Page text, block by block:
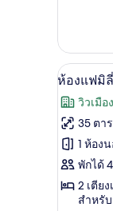
ห้อง
นอน,
ระเบียง,
วิว
สวน
เกี่ยว
กับ
ห้อง
สิ
กดับเบิล
หรือ
ทวิ
น,
ห้อง
นอน,
เปิด
ภาพถ่าย
ทั้งหมด
ของ
ห้อง
แฟ
5
ห้องแฟมิลี่
วิวเมือง
35 ตา
1 ห้อง
พักได้
2 เตีย
สำหรั